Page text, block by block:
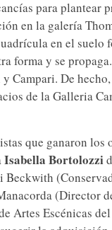
para plantear
en la galería
en el suelo
forma y se
Campari. De
de la Galleria
que ganaron los
Isabella Bortolozzi
Beckwith
(Director
Escénicas